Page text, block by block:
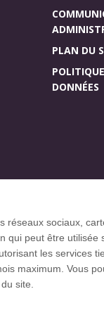
PLAN DU
DONNÉES
réseaux sociaux,
peut être utilisée
les services
maximum. Vous
site.